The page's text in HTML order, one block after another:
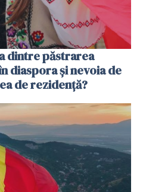
dintre păstrarea
diaspora și nevoia de
de rezidență?